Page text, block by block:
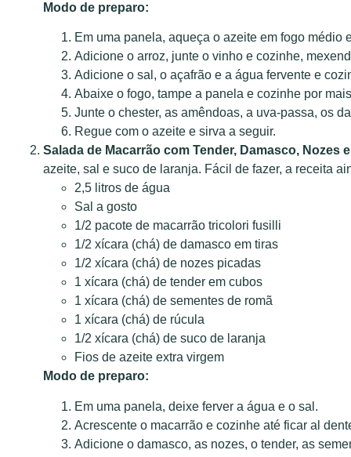
Modo de preparo:
Em uma panela, aqueça o azeite em fogo médio
Adicione o arroz, junte o vinho e cozinhe,
Adicione o sal, o açafrão e a água fervente e
Abaixe o fogo, tampe a panela e cozinhe por
Junte o chester, as amêndoas, a uva-passa, os
Regue com o azeite e sirva a seguir.
Salada de Macarrão com Tender, Damasco, Nozes
azeite, sal e suco de laranja. Fácil de fazer, a receita
2,5 litros de água
Sal a gosto
1/2 pacote de macarrão tricolori fusilli
1/2 xícara (chá) de damasco em tiras
1/2 xícara (chá) de nozes picadas
1 xícara (chá) de tender em cubos
1 xícara (chá) de sementes de romã
1 xícara (chá) de rúcula
1/2 xícara (chá) de suco de laranja
Fios de azeite extra virgem
Modo de preparo:
Em uma panela, deixe ferver a água e o sal.
Acrescente o macarrão e cozinhe até ficar al
Adicione o damasco, as nozes, o tender, as